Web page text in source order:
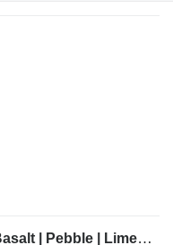
Kinglink B650 Belt Conveyor | Basalt | Pebble | Limestone